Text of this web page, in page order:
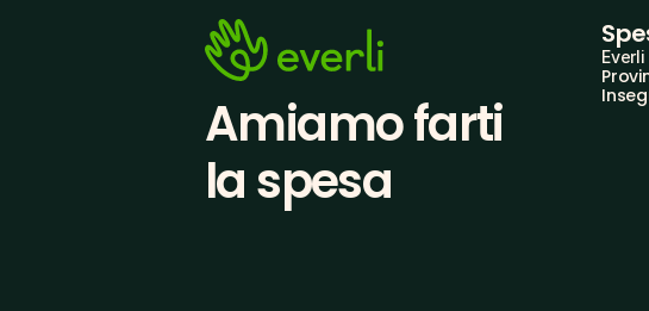
Amiamo farti
la spesa
Everli